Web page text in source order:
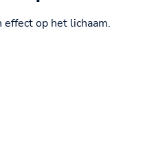
op het lichaam.